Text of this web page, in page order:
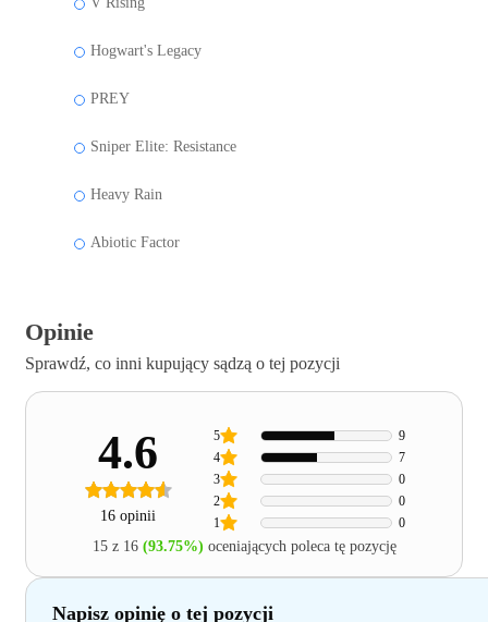
Hogwart's Legacy
PREY
Sniper Elite: Resistance
Heavy Rain
Abiotic Factor
Opinie
Sprawdź, co inni kupujący sądzą o tej pozycji
4.6
16 opinii 1 0
2 0
3 0
4 7
5 9
15 z 16 (93.75%) oceniających poleca tę pozycję
Napisz opinię o tej pozycji